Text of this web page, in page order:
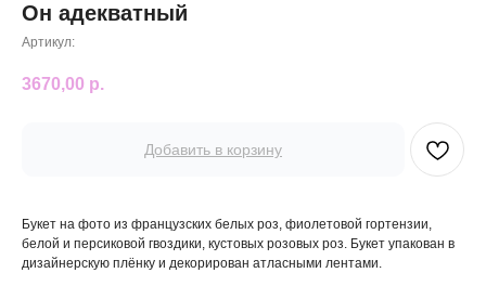
Он адекватный
Артикул:
3670,00 р.
Добавить в корзину
Букет на фото из французских белых роз, фиолетовой гортензии,
белой и персиковой гвоздики, кустовых розовых роз. Букет упакован в
дизайнерскую плёнку и декорирован атласными лентами.